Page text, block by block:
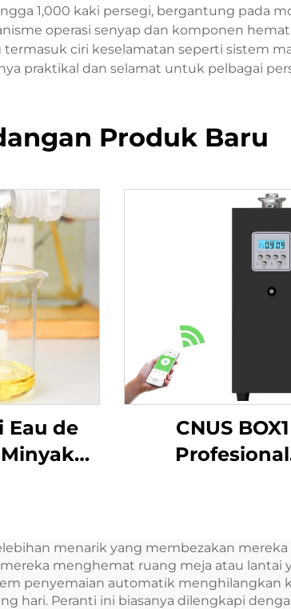
1,000 kaki persegi, bergantung pada
operasi senyap dan komponen
ciri keselamatan seperti sistem
praktikal dan selamat untuk pelbagai
Produk Baru
Eau de
Bau
CNUS BOX1
Profesional
Perasa
Menara
menarik yang membezakan
menghemat ruang meja atau lantai
penyemaian automatik menghilangkan
hari. Peranti ini biasanya dilengkapi